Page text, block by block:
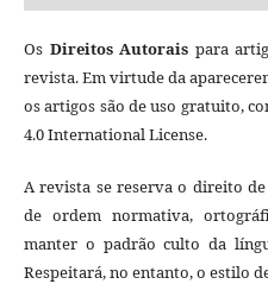
Os Direitos Autorais para
revista. Em virtude da
os artigos são de uso gratuito,
4.0 International License.
A revista se reserva o direito
de ordem normativa,
manter o padrão culto da
Respeitará, no entanto, o estilo